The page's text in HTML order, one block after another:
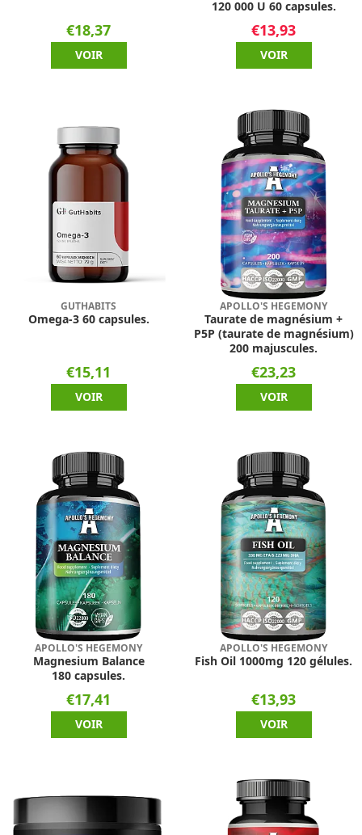
€18,37
VOIR
120 000 U 60 capsules.
€13,93
VOIR
GUTHABITS
Omega-3 60 capsules.
€15,11
VOIR
APOLLO'S HEGEMONY
Taurate de magnésium +
P5P (taurate de magnésium)
200 majuscules.
€23,23
VOIR
APOLLO'S HEGEMONY
Magnesium Balance
180 capsules.
€17,41
VOIR
APOLLO'S HEGEMONY
Fish Oil 1000mg 120 gélules.
€13,93
VOIR